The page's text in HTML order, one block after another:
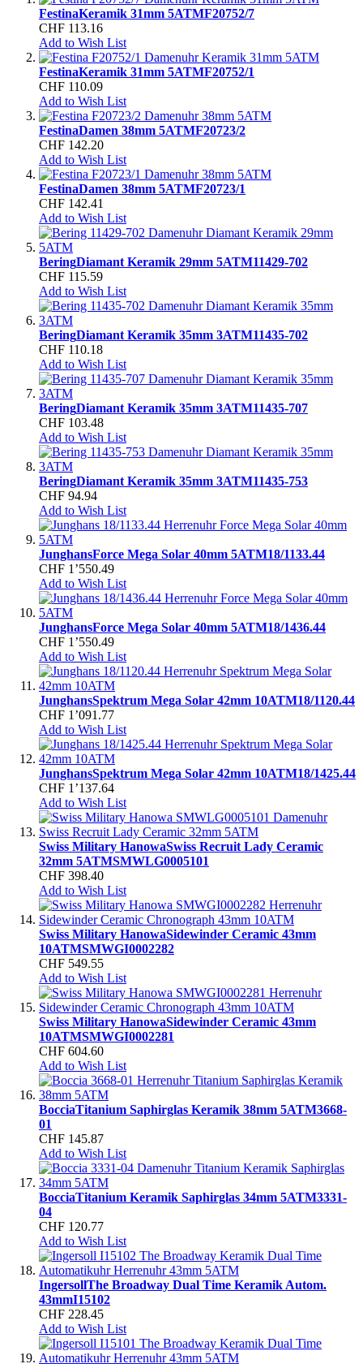
FestinaKeramik 31mm 5ATMF20752/7
CHF 113.16
Add to Wish List
FestinaKeramik 31mm 5ATMF20752/1
CHF 110.09
Add to Wish List
FestinaDamen 38mm 5ATMF20723/2
CHF 142.20
Add to Wish List
FestinaDamen 38mm 5ATMF20723/1
CHF 142.41
Add to Wish List
BeringDiamant Keramik 29mm 5ATM11429-702
CHF 115.59
Add to Wish List
BeringDiamant Keramik 35mm 3ATM11435-702
CHF 110.18
Add to Wish List
BeringDiamant Keramik 35mm 3ATM11435-707
CHF 103.48
Add to Wish List
BeringDiamant Keramik 35mm 3ATM11435-753
CHF 94.94
Add to Wish List
JunghansForce Mega Solar 40mm 5ATM18/1133.44
CHF 1’550.49
Add to Wish List
JunghansForce Mega Solar 40mm 5ATM18/1436.44
CHF 1’550.49
Add to Wish List
JunghansSpektrum Mega Solar 42mm 10ATM18/1120.44
CHF 1’091.77
Add to Wish List
JunghansSpektrum Mega Solar 42mm 10ATM18/1425.44
CHF 1’137.64
Add to Wish List
Swiss Military HanowaSwiss Recruit Lady Ceramic
32mm 5ATMSMWLG0005101
CHF 398.40
Add to Wish List
Swiss Military HanowaSidewinder Ceramic 43mm
10ATMSMWGI0002282
CHF 549.55
Add to Wish List
Swiss Military HanowaSidewinder Ceramic 43mm
10ATMSMWGI0002281
CHF 604.60
Add to Wish List
BocciaTitanium Saphirglas Keramik 38mm 5ATM3668-
01
CHF 145.87
Add to Wish List
BocciaTitanium Keramik Saphirglas 34mm 5ATM3331-
04
CHF 120.77
Add to Wish List
IngersollThe Broadway Dual Time Keramik Autom.
43mmI15102
CHF 228.45
Add to Wish List